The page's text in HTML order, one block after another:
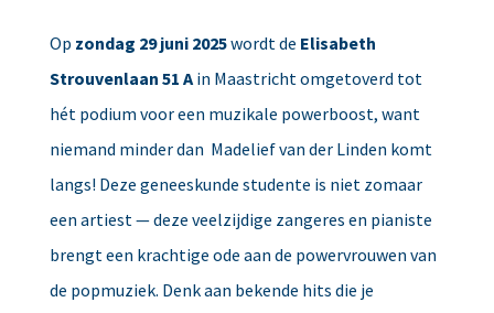
Op zondag 29 juni 2025wordt de Elisabeth
Strouvenlaan 51 Ain Maastricht omgetoverd tot
hét podium voor een muzikale powerboost, want
niemand minder dan Madelief van der Linden komt
langs! Deze geneeskunde studente is niet zomaar
een artiest — deze veelzijdige zangeres en pianiste
brengt een krachtige ode aan de powervrouwen van
de popmuziek. Denk aan bekende hits die je